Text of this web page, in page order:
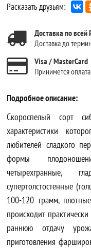
Расказать друзьям:
Доставка по всей
Доставка до
Visa / MasterCard
Принимется
Подробное описание:
Скороспелый сорт
характеристики
любителей сладкого
формы
четырехгранные,
супертолстостенные
100-120 грамм,
происходит
раннюю отдачу
приготовления